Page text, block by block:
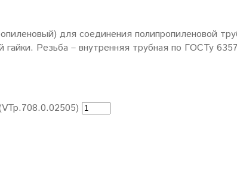
для соединения полипропиленовой
Резьба – внутренняя трубная по ГОСТу